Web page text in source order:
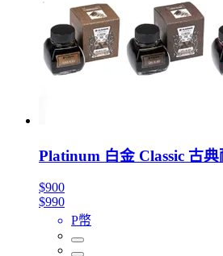
Platinum 白金 Classic 古
$900
$990
P幣